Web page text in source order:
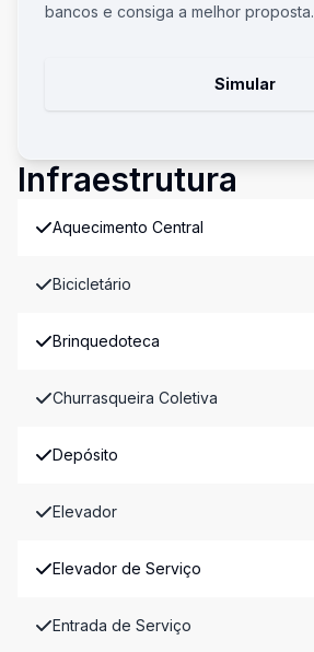
bancos e consiga a melhor proposta.
Simular
Infraestrutura
Aquecimento Central
Bicicletário
Brinquedoteca
Churrasqueira Coletiva
Depósito
Elevador
Elevador de Serviço
Entrada de Serviço